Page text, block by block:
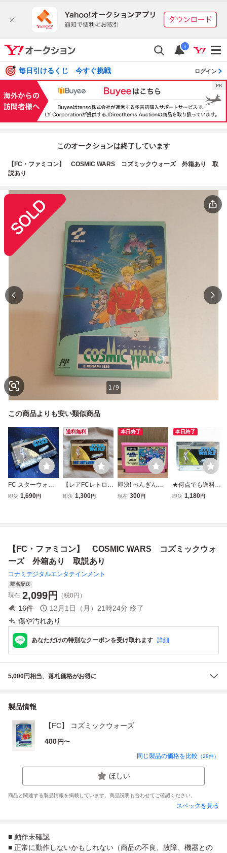
i
毎日引けるくじ 今すぐ挑戦 ログイン
このオークションは終了しています
【FC・ファミコン】 COSMIC WARS コズミックウォーズ 外箱あり 取
説あり
1 /9
この商品よりも安い類似商品
FC スターウォー
ズ STAR WARS
即決 1,690円
送料無料
【レアFCレトロフ
ァミコンソフト】
無料 箱、説明書
無し
即決 1,300円
本日終了
即決! ぺんぎんく
んウォーズ ぺんぎ
現在 300円
本日終了
★何点でも送料１
８５円★ スター・
即決 1,180円
【FC・ファミコン】 COSMIC WARS コズミックウォ
ーズ 外箱あり 取説あり
コナミデジタルエンタテインメント
匿名配送
現在 2,099円 （税0円）
16件 12月1日（月）21時24分 終了
傷や汚れあり
あなただけの特別なクーポンを受け取れます 詳細
5,000円相当、落札価格がお得に
製品情報
【FC】 コズミックウォーズ
400 円〜
同じ製品の価格を比較 （28件）
ほしい
商品と関連する製品情報を掲載しています。商品説明も合わせてご確認ください。
スペックを見る
■ 動作未確認
■ 正常に動作しないかもしれない（商品の不良、故障、機器との